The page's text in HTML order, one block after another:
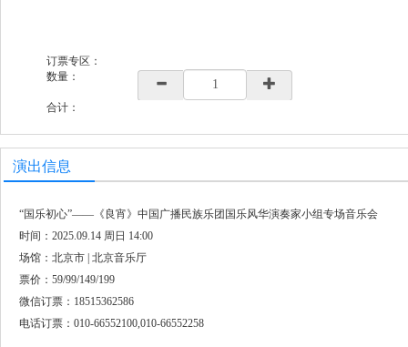
订票专区：
数量：
合计：
演出信息
“国乐初心”——《良宵》中国广播民族乐团国乐风华演奏家小组专场音乐会
时间：2025.09.14 周日 14:00
场馆：北京市 | 北京音乐厅
票价：59/99/149/199
微信订票：18515362586
电话订票：010-66552100,010-66552258